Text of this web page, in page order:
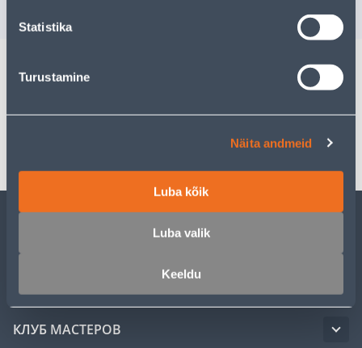
Statistika
Turustamine
Näita andmeid
Luba kõik
Luba valik
Keeldu
ОБСЛУЖИВАНИЕ ЧАСТНЫХ КЛИЕНТОВ
КЛУБ МАСТЕРОВ